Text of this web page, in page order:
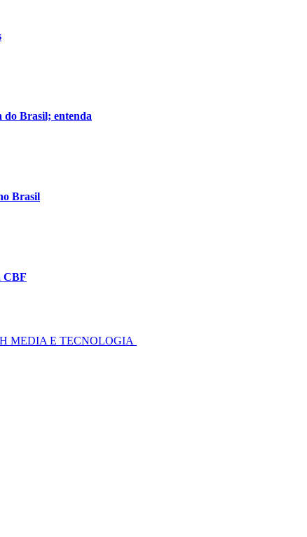
do Brasil; entenda
Brasil
CBF
MEDIA E TECNOLOGIA